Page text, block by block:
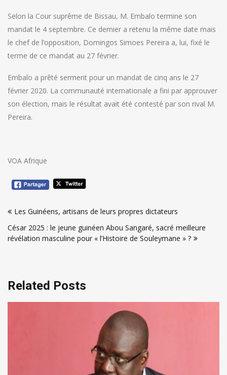
Selon la Cour suprême de Bissau, M. Embalo termine son
mandat le 4 septembre. Ce dernier a retenu la même date mais
le chef de l’opposition, Domingos Simoes Pereira a, lui, fixé le
terme de ce mandat au 27 février.
Embalo a prêté serment pour un mandat de cinq ans le 27
février 2020. La communauté internationale a fini par approuver
son élection, mais le résultat avait été contesté par son rival M.
Pereira.
VOA Afrique
de
l’article
Les Guinéens, artisans de leurs propres dictateurs
César 2025 : le jeune guinéen Abou Sangaré, sacré meilleure
révélation masculine pour « l’Histoire de Souleymane » ?
Related Posts